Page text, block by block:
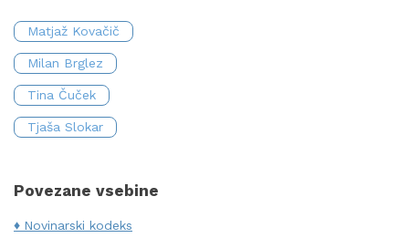
Matjaž Kovačič
Milan Brglez
Tina Čuček
Tjaša Slokar
Povezane vsebine
Novinarski kodeks